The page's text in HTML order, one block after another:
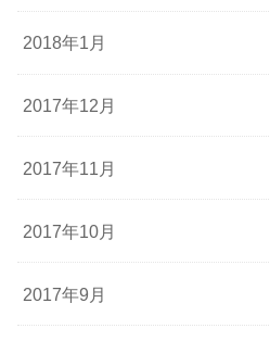
2018年1月
2017年12月
2017年11月
2017年10月
2017年9月